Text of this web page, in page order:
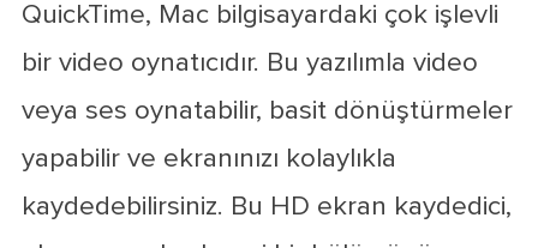
QuickTime, Mac bilgisayardaki çok işlevli
bir video oynatıcıdır. Bu yazılımla video
veya ses oynatabilir, basit dönüştürmeler
yapabilir ve ekranınızı kolaylıkla
kaydedebilirsiniz. Bu HD ekran kaydedici,